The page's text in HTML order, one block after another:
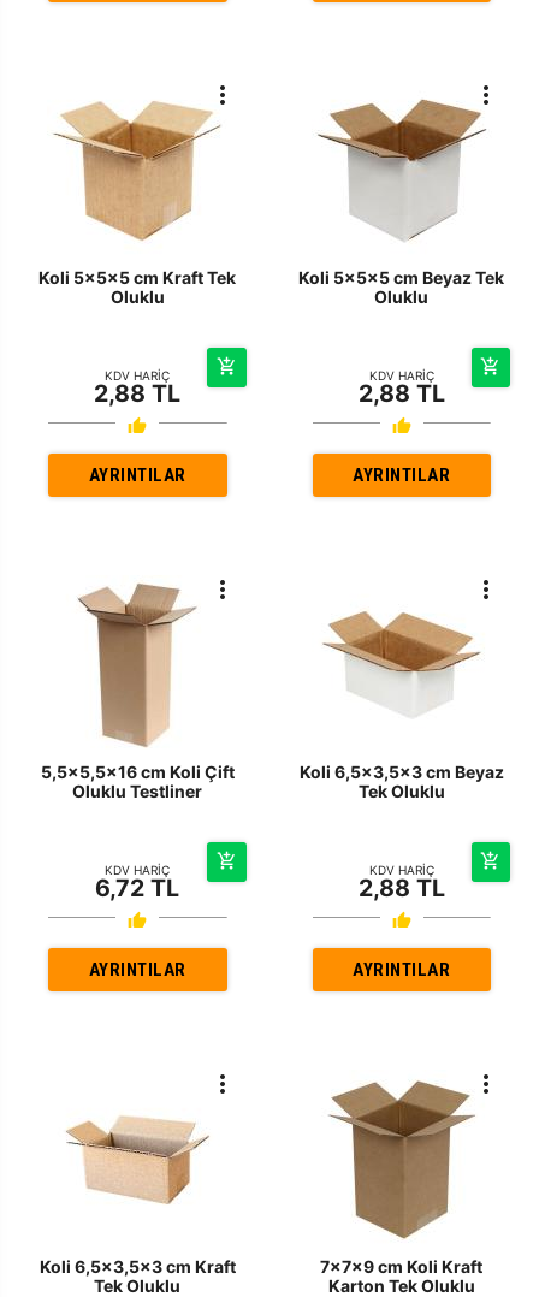
Koli 5x5x5 cm Kraft Tek
Oluklu
KDV HARİÇ
2,88 TL
AYRINTILAR
Koli 5x5x5 cm Beyaz Tek
Oluklu
KDV HARİÇ
2,88 TL
AYRINTILAR
5,5x5,5x16 cm Koli Çift
Oluklu Testliner
KDV HARİÇ
6,72 TL
AYRINTILAR
Koli 6,5x3,5x3 cm Beyaz
Tek Oluklu
KDV HARİÇ
2,88 TL
AYRINTILAR
Koli 6,5x3,5x3 cm Kraft
Tek Oluklu
7x7x9 cm Koli Kraft
Karton Tek Oluklu